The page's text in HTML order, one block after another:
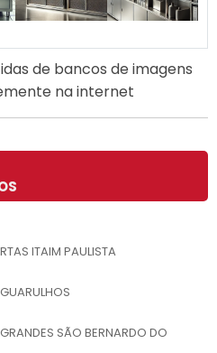
de bancos de imagens
na internet
ITAIM PAULISTA
SÃO BERNARDO DO